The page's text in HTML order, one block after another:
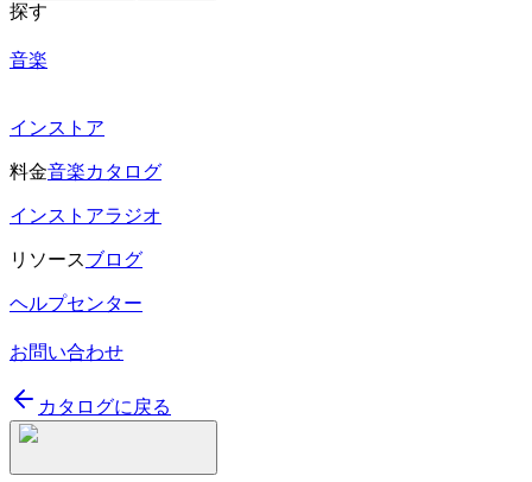
探す
音楽
インストア
料金音楽カタログ
インストアラジオ
リソースブログ
ヘルプセンター
お問い合わせ
カタログに戻る